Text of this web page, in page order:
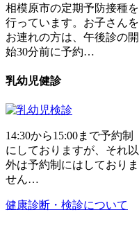
相模原市の定期予防接種を
行っています。お子さんを
お連れの方は、午後診の開
始30分前に予約…
乳幼児健診
14:30から15:00まで予約制
にしておりますが、それ以
外は予約制にはしておりま
せん…
健康診断・検診について